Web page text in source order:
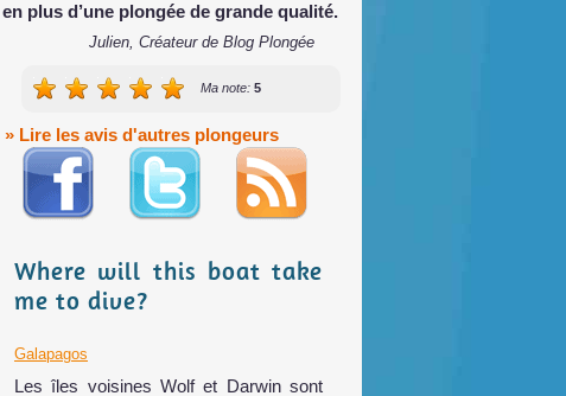
en plus d’une plongée de grande qualité.
Julien, Créateur de Blog Plongée
Ma note: 5
» Lire les avis d'autres plongeurs
Where will this boat take
me to dive?
Galapagos
Les îles voisines Wolf et Darwin sont